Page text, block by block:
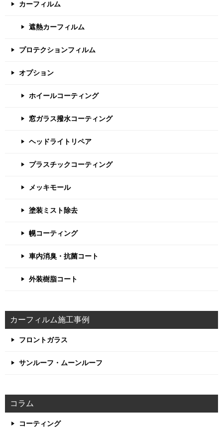
カーフィルム
遮熱カーフィルム
プロテクションフィルム
オプション
ホイールコーティング
窓ガラス撥水コーティング
ヘッドライトリペア
プラスチックコーティング
メッキモール
塗装ミスト除去
幌コーティング
車内消臭・抗菌コート
外装樹脂コート
カーフィルム施工事例
フロントガラス
サンルーフ・ムーンルーフ
コラム
コーティング